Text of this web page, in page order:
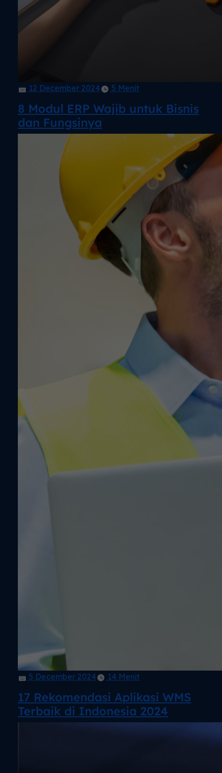
12 December 2024 5 Menit
8 Modul ERP Wajib untuk Bisnis
dan Fungsinyaㅤㅤㅤㅤㅤㅤㅤㅤ
5 December 2024 14 Menit
17 Rekomendasi Aplikasi WMS
Terbaik di Indonesia 2024ㅤㅤㅤ